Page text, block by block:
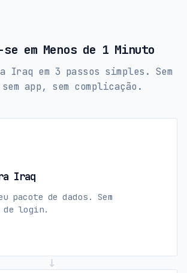
em Menos de 1 Minuto
Iraq em 3 passos simples. Sem
app, sem complicação.
Iraq
pacote de dados. Sem
de login.